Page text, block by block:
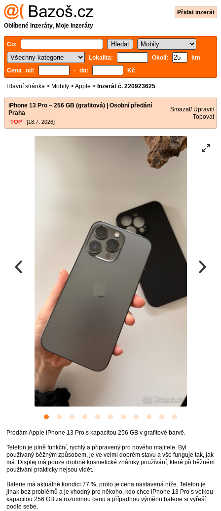
Přidat inzerát
Oblíbené inzeráty, Moje inzeráty
Co:
Lokalita:
Okolí:
km
Cena od:
- do: Kč
Hlavní stránka > Mobily >Apple > Inzerát č. 220923625
iPhone 13 Pro – 256 GB (grafitová) | Osobní předání
Praha
- TOP - [18.7. 2026]
Smazat/ Upravit/
Topovat
Prodám Apple iPhone 13 Pro s kapacitou 256 GB v grafitové barvě.
Telefon je plně funkční, rychlý a připravený pro nového majitele. Byl
používaný běžným způsobem, je ve velmi dobrém stavu a vše funguje tak, jak
má. Displej má pouze drobné kosmetické známky používání, které při běžném
používání prakticky nejsou vidět.
Baterie má aktuálně kondici 77 %, proto je cena nastavená níže. Telefon je
jinak bez problémů a je vhodný pro někoho, kdo chce iPhone 13 Pro s velkou
kapacitou 256 GB za rozumnou cenu a případnou výměnu baterie si vyřeší
podle sebe.